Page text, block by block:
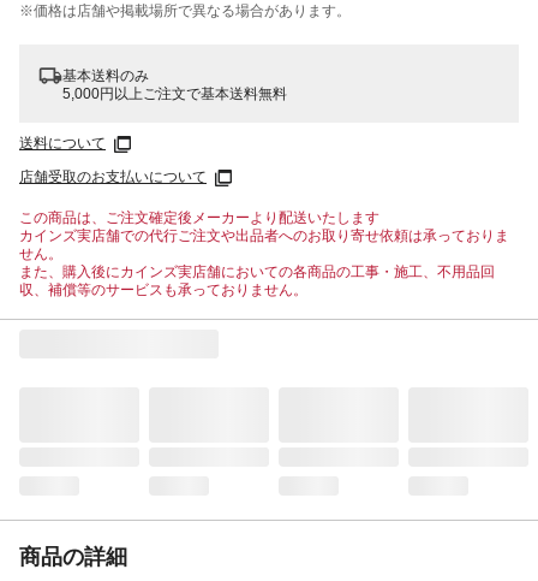
※価格は​店舗や​掲載場所で​異なる​場合が​あります。
基本送料のみ
5,000円以上ご注文で基本送料無料
送料について
店舗受取のお支払いについて
この商品は、ご注文確定後メーカーより配送いたします
カインズ実店舗での代行ご注文や出品者へのお取り寄せ依頼は承っておりま
せん。
また、購入後にカインズ実店舗においての各商品の工事・施工、不用品回
収、補償等のサービスも承っておりません。
商品の詳細